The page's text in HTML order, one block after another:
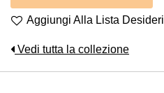
Aggiungi Alla Lista Desideri
Vedi tutta la collezione